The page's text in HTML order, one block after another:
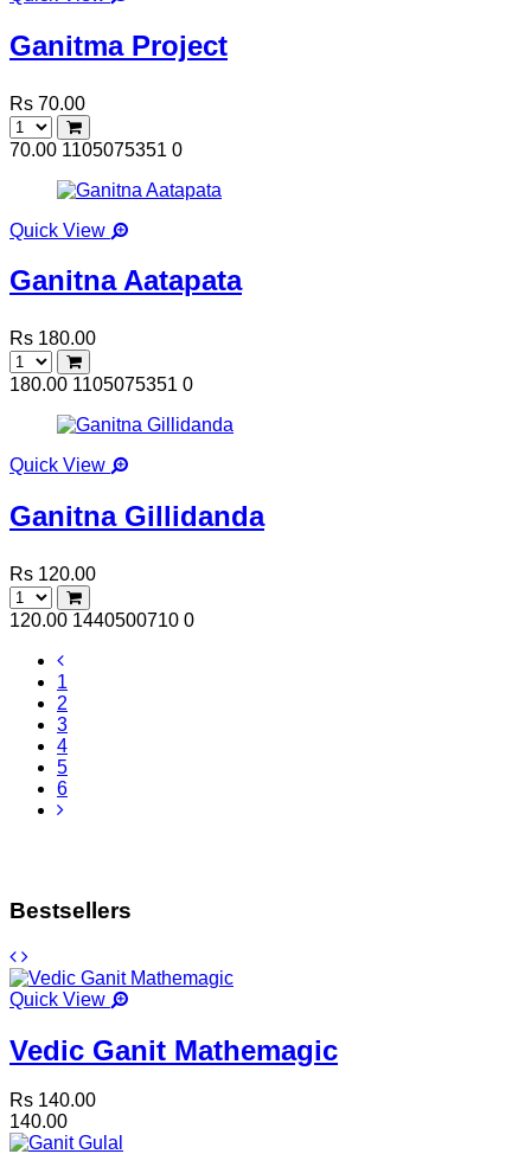
Ganitma Project
Rs 70.00
70.00 1105075351 0
Quick View
Ganitna Aatapata
Rs 180.00
180.00 1105075351 0
Quick View
Ganitna Gillidanda
Rs 120.00
120.00 1440500710 0
1
2
3
4
5
6
Bestsellers
Quick View
Vedic Ganit Mathemagic
Rs 140.00
140.00